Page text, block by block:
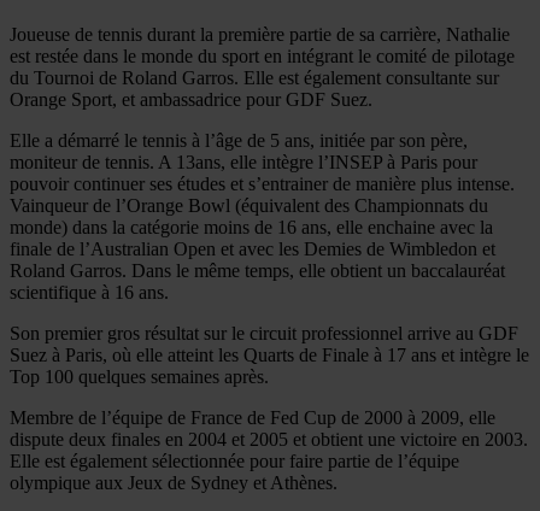
Joueuse de tennis durant la première partie de sa carrière, Nathalie
est restée dans le monde du sport en intégrant le comité de pilotage
du Tournoi de Roland Garros. Elle est également consultante sur
Orange Sport, et ambassadrice pour GDF Suez.
Elle a démarré le tennis à l’âge de 5 ans, initiée par son père,
moniteur de tennis. A 13ans, elle intègre l’INSEP à Paris pour
pouvoir continuer ses études et s’entrainer de manière plus intense.
Vainqueur de l’Orange Bowl (équivalent des Championnats du
monde) dans la catégorie moins de 16 ans, elle enchaine avec la
finale de l’Australian Open et avec les Demies de Wimbledon et
Roland Garros. Dans le même temps, elle obtient un baccalauréat
scientifique à 16 ans.
Son premier gros résultat sur le circuit professionnel arrive au GDF
Suez à Paris, où elle atteint les Quarts de Finale à 17 ans et intègre le
Top 100 quelques semaines après.
Membre de l’équipe de France de Fed Cup de 2000 à 2009, elle
dispute deux finales en 2004 et 2005 et obtient une victoire en 2003.
Elle est également sélectionnée pour faire partie de l’équipe
olympique aux Jeux de Sydney et Athènes.